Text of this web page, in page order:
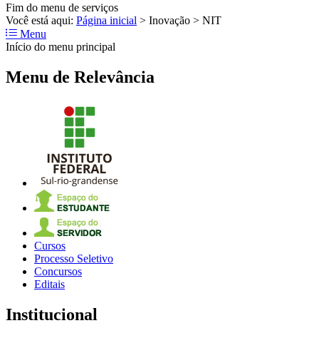
Fim do menu de serviços
Você está aqui: Página inicial > Inovação > NIT
Menu
Início do menu principal
Menu de Relevância
Cursos
Processo Seletivo
Concursos
Editais
Institucional